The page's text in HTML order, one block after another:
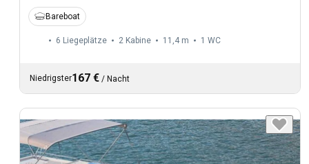
Bareboat
6 Liegeplätze 2 Kabine 11,4 m 1 WC
Niedrigster167 € / Nacht